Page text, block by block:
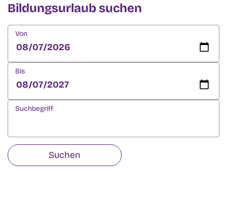
Bildungsurlaub suchen
Von
Bis
Suchbegriff
Suchen